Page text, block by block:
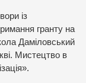
із
гранту на
Даміловський
Мистецтво в